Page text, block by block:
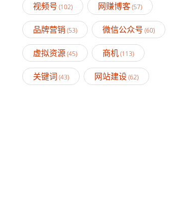
视频号 (102) 网赚博客(57)
品牌营销 (53) 微信公众号 (60)
虚拟资源(45) 商机(113)
关键词 (43) 网站建设(62)